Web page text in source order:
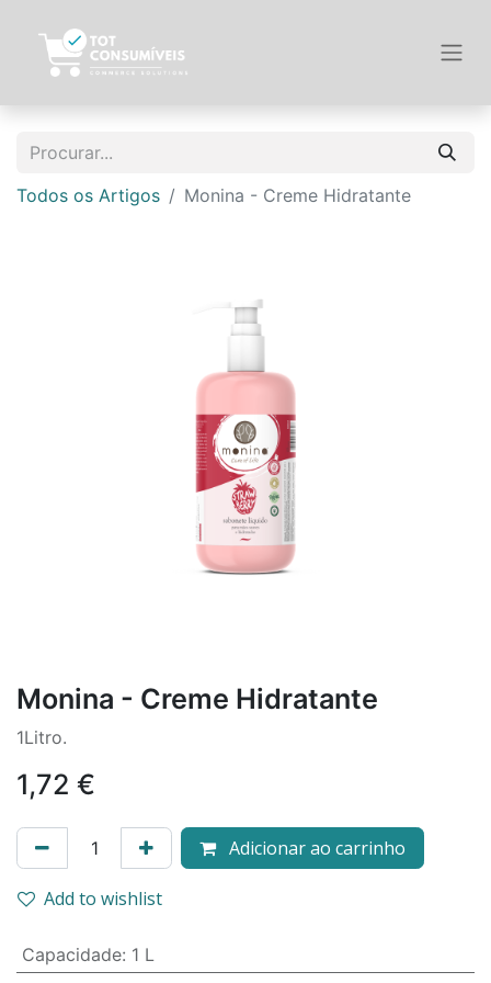
Todos os Artigos Monina - Creme Hidratante
Monina - Creme Hidratante
1Litro.
1,72 €
Adicionar ao carrinho
Add to wishlist
Capacidade: 1 L